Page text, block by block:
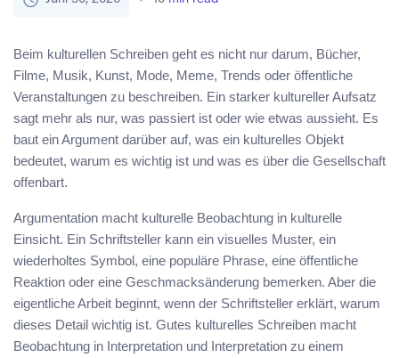
Beim kulturellen Schreiben geht es nicht nur darum, Bücher,
Filme, Musik, Kunst, Mode, Meme, Trends oder öffentliche
Veranstaltungen zu beschreiben. Ein starker kultureller Aufsatz
sagt mehr als nur, was passiert ist oder wie etwas aussieht. Es
baut ein Argument darüber auf, was ein kulturelles Objekt
bedeutet, warum es wichtig ist und was es über die Gesellschaft
offenbart.
Argumentation macht kulturelle Beobachtung in kulturelle
Einsicht. Ein Schriftsteller kann ein visuelles Muster, ein
wiederholtes Symbol, eine populäre Phrase, eine öffentliche
Reaktion oder eine Geschmacksänderung bemerken. Aber die
eigentliche Arbeit beginnt, wenn der Schriftsteller erklärt, warum
dieses Detail wichtig ist. Gutes kulturelles Schreiben macht
Beobachtung in Interpretation und Interpretation zu einem